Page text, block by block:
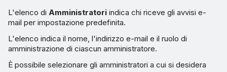
L'elenco di Amministratori indica chi riceve gli avvisi e-
mail per impostazione predefinita.
L'elenco indica il nome, l'indirizzo e-mail e il ruolo di
amministrazione di ciascun amministratore.
È possibile selezionare gli amministratori a cui si desidera